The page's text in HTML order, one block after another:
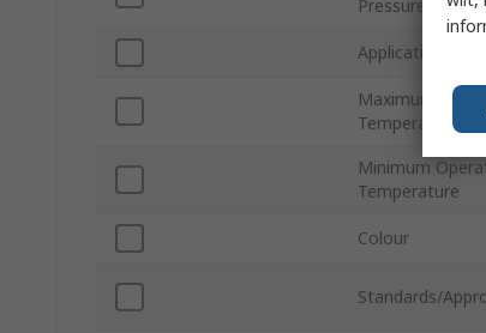
Pressure
Application
Maximum
Temperature
Minimum
Temperature
Colour
Standards/